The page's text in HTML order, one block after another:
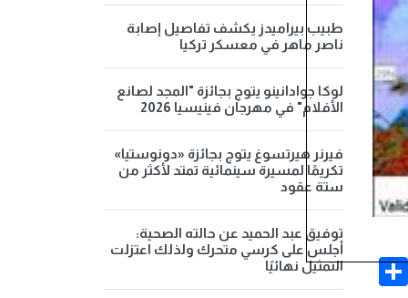
Share
طبيب بيراميدز يكشف تفاصيل إصابة
ناصر ماهر في معسكر تركيا
لوكا جوادانينو يتوج بجائزة "المجد لصانع
الأفلام" في مهرجان فينيسيا 2026
فيرنر هيرتسوغ يتوج بجائزة «دونوستيا»
تكريمًا لمسيرة سينمائية تمتد لأكثر من
ستة عقود
توفيق عبد الحميد عن حالته الصحية:
أجلس على كرسي متحرك ولذلك اعتزلت
التمثيل نهائيًا